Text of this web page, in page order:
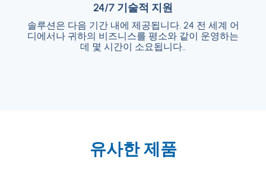
24/7 기술적 지원
솔루션은 다음 기간 내에 제공됩니다. 24 전 세계 어
디에서나 귀하의 비즈니스를 평소와 같이 운영하는
데 몇 시간이 소요됩니다..
24/7 기술적 지원
솔루션은 다음 기간 내에 제공됩니다. 24 전 세
계 어디에서나 귀하의 비즈니스를 평소와 같이
운영하는 데 몇 시간이 소요됩니다..
유사한 제품